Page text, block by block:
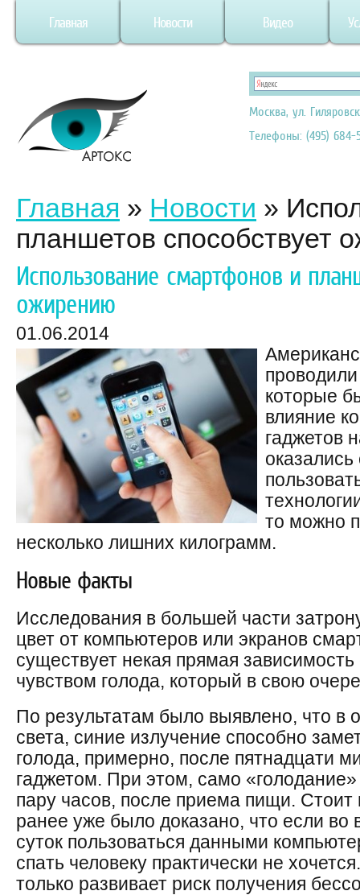
Главная Новости Видео
Москва, ул.
Телефоны: (495) 684-
Главная » Новости »
планшетов способствует
Использование смартфонов и
ожирению
01.06.2014
которые
влияние
гаджетов
то можно
несколько лишних килограмм.
Новые факты
Исследования в большей части
цвет от компьютеров или экранов
существует некая прямая зависимость
чувством голода, который в свою
По результатам было выявлено, что в
света, синие излучение способно
голода, примерно, после пятнадцати
гаджетом. При этом, само
пару часов, после приема пищи. Стоит
ранее уже было доказано, что если во
суток пользоваться данными
спать человеку практически не
только развивает риск получения